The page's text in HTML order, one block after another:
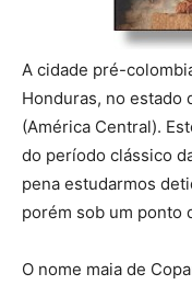
A cidade pré-
Honduras, no estado
(América Central).
do período clássico
pena estudarmos
porém sob um ponto
O nome maia de